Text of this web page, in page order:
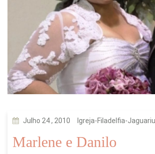
Julho 24 , 2010 Igreja-Filadelfia-
Marlene e Danilo